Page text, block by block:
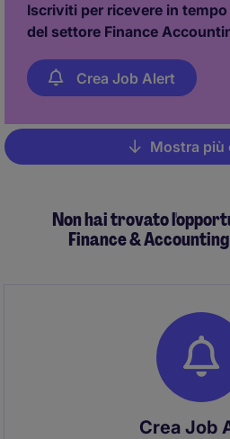
Iscriviti per ricevere in
del settore Finance
Crea Job Alert
Pagination
Mostra più
Non hai trovato
Finance &
Crea Job